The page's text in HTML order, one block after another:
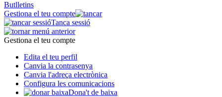
Butlletins
Gestiona el teu compte
Tanca sessió
Gestiona el teu compte
Edita el teu perfil
Canvia la contrasenya
Canvia l'adreça electrònica
Configura les comunicacions
Dona't de baixa